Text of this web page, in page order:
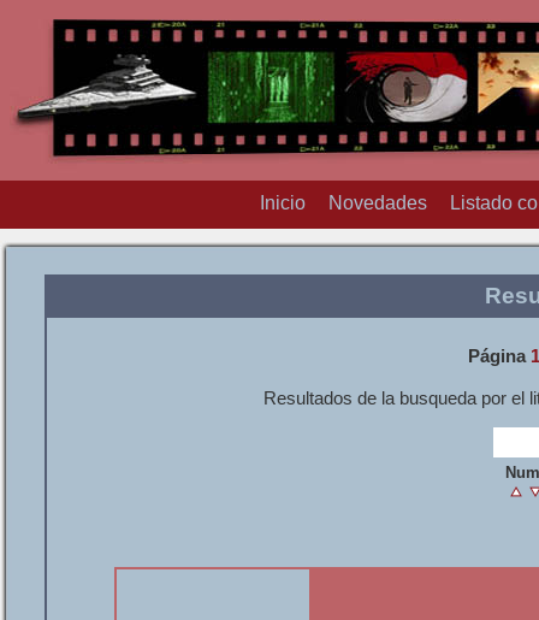
Inicio Novedades Listado
Página
Resultados de la busqueda por el